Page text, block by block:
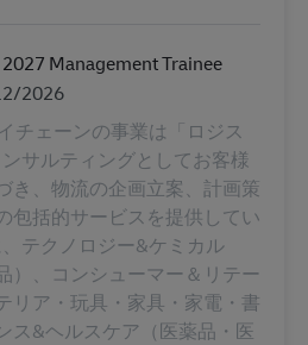
Management Trainee
2026
チェーンの事業は「ロジス
サルティングとしてお客様
き、物流の企画立案、計画策
包括的サービスを提供してい
テクノロジー&ケミカル
）、コンシューマー＆リテー
リア・玩具・家具・家電・書
ス&ヘルスケア（医薬品・医